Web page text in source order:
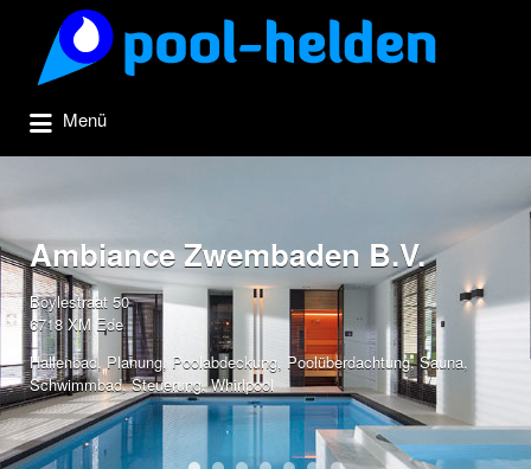
Suchen
nach:
Menü
Ambiance Zwembaden B.V.
Boylestraat 50
6718 XM Ede
Hallenbad,Planung, Poolabdeckung, Poolüberdachtung,Sauna,
Schwimmbad,Steuerung,Whirlpool